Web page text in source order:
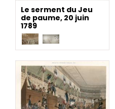
Le serment du Jeu
de paume, 20 juin
1789